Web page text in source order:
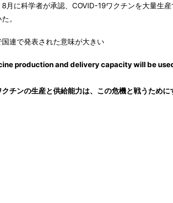
月に科学者が承認、COVID-19ワクチンを大量生
。
連で発表された意味が大きい
production and delivery capacity will be
クチンの生産と供給能力は、この危機と戦うため